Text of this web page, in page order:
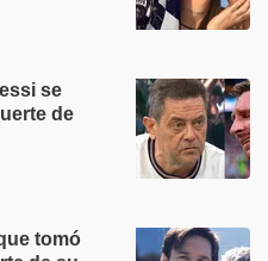
se
de
tomó